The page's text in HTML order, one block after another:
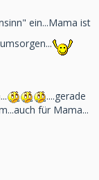
ein...Mama ist
....gerade
für Mama...